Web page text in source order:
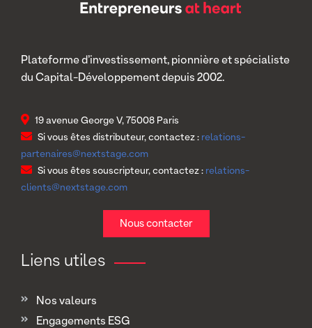
Plateforme d’investissement, pionnière et spécialiste
du Capital-Développement depuis 2002.
19 avenue George V, 75008 Paris
Si vous êtes distributeur, contactez : relations-
partenaires@nextstage.com
Si vous êtes souscripteur, contactez : relations-
clients@nextstage.com
Nous contacter
Liens utiles
Nos valeurs
Engagements ESG